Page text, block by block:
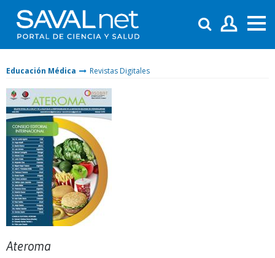
Educación Médica Revistas Digitales
Ateroma